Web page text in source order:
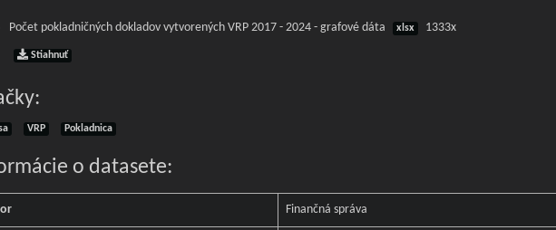
Počet pokladničných dokladov vytvorených VRP 2017 - 2024 - grafové dáta xlsx 1333x
Stiahnuť
VRP Pokladnica
o datasete:
Finančná správa